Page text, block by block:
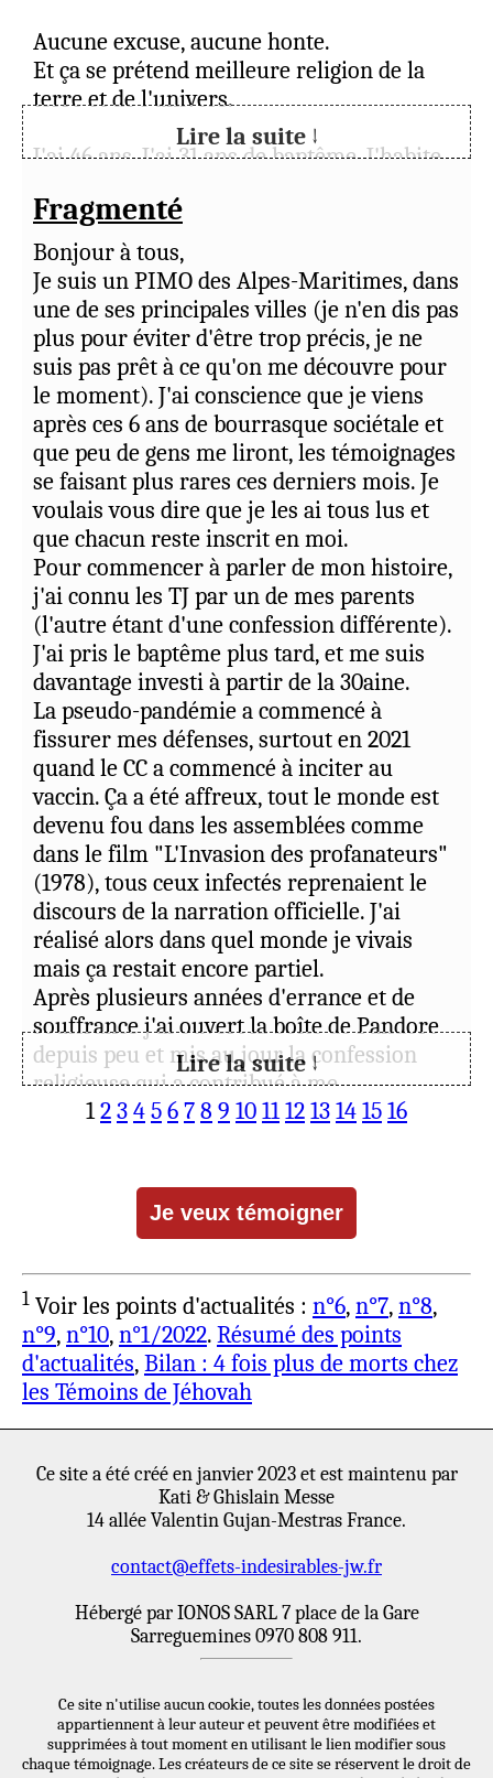
https://www.spglobal.com/market-
intelligence/en/news-
payouts-hit-record-high-in-2021-69102708
Cela a conduit à une réunion du comité
judiciaire avec les anciens.
On m'a dit :
« Retire ces publications ou nous te
désassocierons pour avoir divisé la
congrégation ! »
C'était la goutte d'eau qui a fait déborder le
vase !!!
J'ai 65 ans. J'habite Crossville (États-Unis).
STUPÉFAIT et FURIEUX !!!(modifier)
10/07/2026
Aucune excuse, aucune honte.
Et ça se prétend meilleure religion de la
terre et de l'univers.
J'ai 46 ans. J'ai 31 ans de baptême. J'habite
Lire la suite ↓
Fragmenté
Bonjour à tous,
Je suis un PIMO des Alpes-Maritimes, dans
une de ses principales villes (je n'en dis pas
plus pour éviter d'être trop précis, je ne
suis pas prêt à ce qu'on me découvre pour
le moment). J'ai conscience que je viens
après ces 6 ans de bourrasque sociétale et
que peu de gens me liront, les témoignages
se faisant plus rares ces derniers mois. Je
voulais vous dire que je les ai tous lus et
que chacun reste inscrit en moi.
Pour commencer à parler de mon histoire,
j'ai connu les TJ par un de mes parents
(l'autre étant d'une confession différente).
J'ai pris le baptême plus tard, et me suis
davantage investi à partir de la 30aine.
La pseudo-pandémie a commencé à
fissurer mes défenses, surtout en 2021
quand le CC a commencé à inciter au
vaccin. Ça a été affreux, tout le monde est
devenu fou dans les assemblées comme
dans le film "L'Invasion des profanateurs"
(1978), tous ceux infectés reprenaient le
discours de la narration officielle. J'ai
réalisé alors dans quel monde je vivais
mais ça restait encore partiel.
Après plusieurs années d'errance et de
souffrance j'ai ouvert la boîte de Pandore
depuis peu et mis au jour la confession
religieuse qui a contribué à me
conditionner. 1975, Malawi + Mexique,
enfin sauté aux yeux (même si je sais
qu'individuellement beaucoup sont de
influence).
Je ne puis en révéler plus sur ma situation
personnelle, je crains trop qu'on
m'identifie, j'aurais dû être beaucoup plus
prolixe normalement mais je restreins à
dessein. Bien évidemment je cherche à
je suis très sujet au rejet, il n'est pas
possible de me dégager d'un coup comme
trop sérieux... J'y vais en douceur, pour moi
qui suis entier c'est insupportable.
Je laisse mon adresse mail si vous
souhaitez entrer en contact :
Merci d'avoir pris du temps pour moi et
ma gratitude à Kati & Ghislain pour ce site.
J'envoie à chacun(e) de l'amour, de la
Lire la suite ↓
12345678 9 10111213141516
1 Voir les points d'actualités : n°6,n°7,n°8,
n°9,n°10,n°1/2022.Résumé des points
d'actualités,Bilan : 4 fois plus de morts chez
les Témoins de Jéhovah
Ce site a été créé en janvier 2023 et est maintenu par
Kati & Ghislain Messe
14 allée Valentin Gujan-Mestras France.
contact@effets-indesirables-jw.fr
Hébergé par IONOS SARL 7 place de la Gare
Sarreguemines 0970 808 911.
Ce site n'utilise aucun cookie, toutes les données postées
appartiennent à leur auteur et peuvent être modifiées et
supprimées à tout moment en utilisant le lien modifier sous
chaque témoignage. Les créateurs de ce site se réservent le droit de